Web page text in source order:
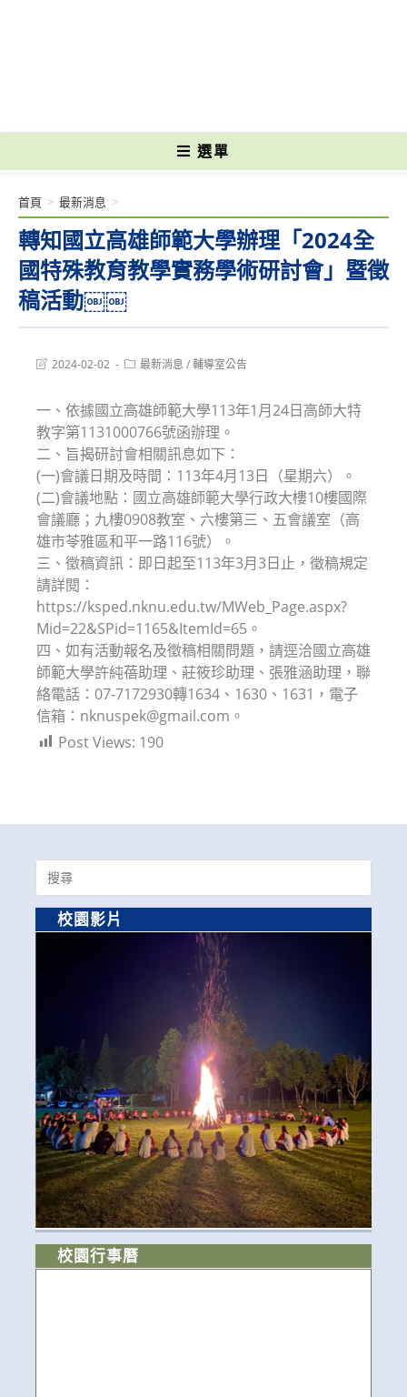
選單
轉知國立高雄師範大學辦理「2024全
國特殊教育教學實務學術研討會」暨徵
稿活動￼￼
首頁 > 最新消息 >
Post2024-02-02
Post最新消息 /輔導室公告
一、依據國立高雄師範大學113年1月24日高師大特
教字第1131000766號函辦理。
二、旨揭研討會相關訊息如下：
(一)會議日期及時間：113年4月13日（星期六）。
(二)會議地點：國立高雄師範大學行政大樓10樓國際
會議廳；九樓0908教室、六樓第三、五會議室（高
雄市苓雅區和平一路116號）。
三、徵稿資訊：即日起至113年3月3日止，徵稿規定
請詳閱：
https://ksped.nknu.edu.tw/MWeb_Page.aspx?
Mid=22&SPid=1165&ItemId=65。
四、如有活動報名及徵稿相關問題，請逕洽國立高雄
師範大學許純蓓助理、莊筱珍助理、張雅涵助理，聯
絡電話：07-7172930轉1634、1630、1631，電子
信箱：nknuspek@gmail.com。
Post Views: 190
Search
for:
校園影片
校園行事曆